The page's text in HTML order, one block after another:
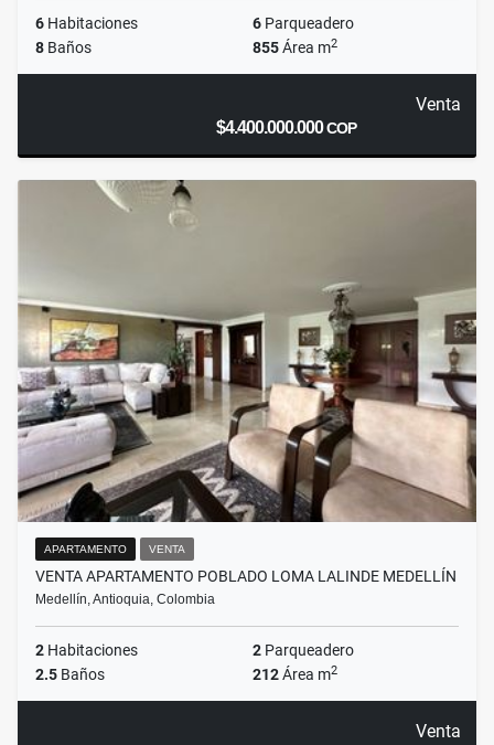
6 Habitaciones 6 Parqueadero
8 Baños 855Área m2
Venta
$4.400.000.000COP
APARTAMENTO VENTA
VENTA APARTAMENTO POBLADO LOMA LALINDE MEDELLÍN
Medellín, Antioquia, Colombia
2 Habitaciones 2 Parqueadero
2.5 Baños 212Área m2
Venta